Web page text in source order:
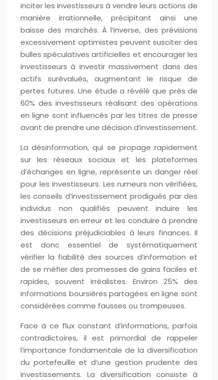
inciter les investisseurs à vendre leurs actions de
manière irrationnelle, précipitant ainsi une
baisse des marchés. À l’inverse, des prévisions
excessivement optimistes peuvent susciter des
bulles spéculatives artificielles et encourager les
investisseurs à investir massivement dans des
actifs surévalués, augmentant le risque de
pertes futures. Une étude a révélé que près de
60% des investisseurs réalisant des opérations
en ligne sont influencés par les titres de presse
avant de prendre une décision d’investissement.
La désinformation, qui se propage rapidement
sur les réseaux sociaux et les plateformes
d’échanges en ligne, représente un danger réel
pour les investisseurs. Les rumeurs non vérifiées,
les conseils d’investissement prodigués par des
individus non qualifiés peuvent induire les
investisseurs en erreur et les conduire à prendre
des décisions préjudiciables à leurs finances. Il
est donc essentiel de systématiquement
vérifier la fiabilité des sources d’information et
de se méfier des promesses de gains faciles et
rapides, souvent irréalistes. Environ 25% des
informations boursières partagées en ligne sont
considérées comme fausses ou trompeuses.
Face à ce flux constant d’informations, parfois
contradictoires, il est primordial de rappeler
l’importance fondamentale de la diversification
du portefeuille et d’une gestion prudente des
investissements. La diversification consiste à